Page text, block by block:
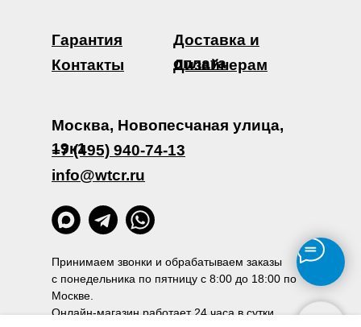
Дизайнерам
Доставка и
оплата
Гарантия
Контакты
Москва, Новопесчаная улица,
19к1
info@wtcr.ru
+7 (495) 940-74-13
Принимаем звонки и обрабатываем заказы
с понедельника по пятницу с 8:00 до 18:00 по
Москве.
Онлайн-магазин работает 24 часа в сутки.